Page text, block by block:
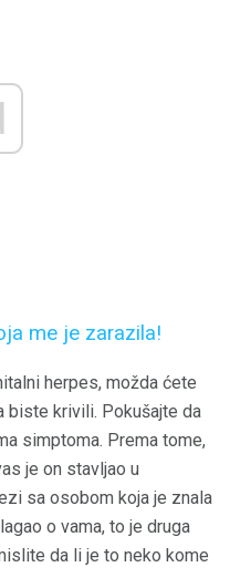
me je zarazila!
herpes, možda ćete
biste krivili. Pokušajte da
simptoma. Prema tome,
je on stavljao u
sa osobom koja je znala
o vama, to je druga
da li je to neko kome